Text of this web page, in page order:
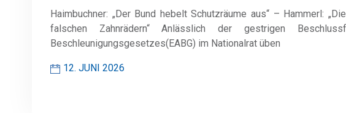
Haimbuchner: „Der Bund hebelt Schutzräume aus“ – Hammerl:
falschen Zahnrädern“ Anlässlich der gestrigen
Beschleunigungsgesetzes(EABG) im Nationalrat üben
12. JUNI 2026